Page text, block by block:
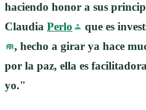
haciendo honor a sus
Claudia Perlo que es
, hecho a girar ya hace
por la paz, ella es
yo."